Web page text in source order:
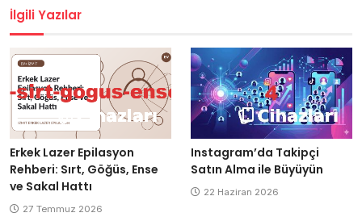
İlgili Yazılar
Erkek Lazer Epilasyon
Rehberi: Sırt, Göğüs, Ense
ve Sakal Hattı
27 Temmuz 2026
Instagram’da Takipçi
Satın Alma ile Büyüyün
22 Haziran 2026